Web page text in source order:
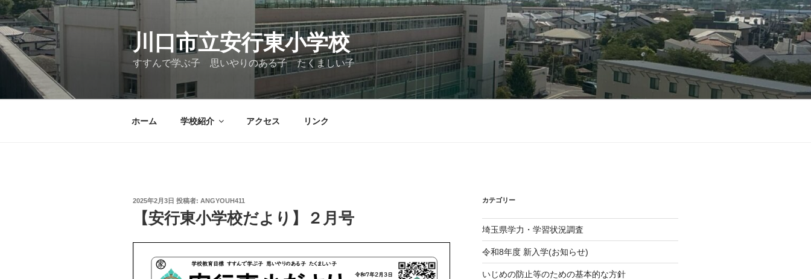
コ
ン
テ
ン
ツ
川口市立安行東小学校
すすんで学ぶ子 思いやりのある子 たくましい子
ホーム 学校紹介 アクセス リンク
投
2025年2月3日 投稿者: ANGYOUH411
【安行東小学校だより】２月号
カテゴリー
埼玉県学力・学習状況調査
令和8年度 新入学(お知らせ)
いじめの防止等のための基本的な方針